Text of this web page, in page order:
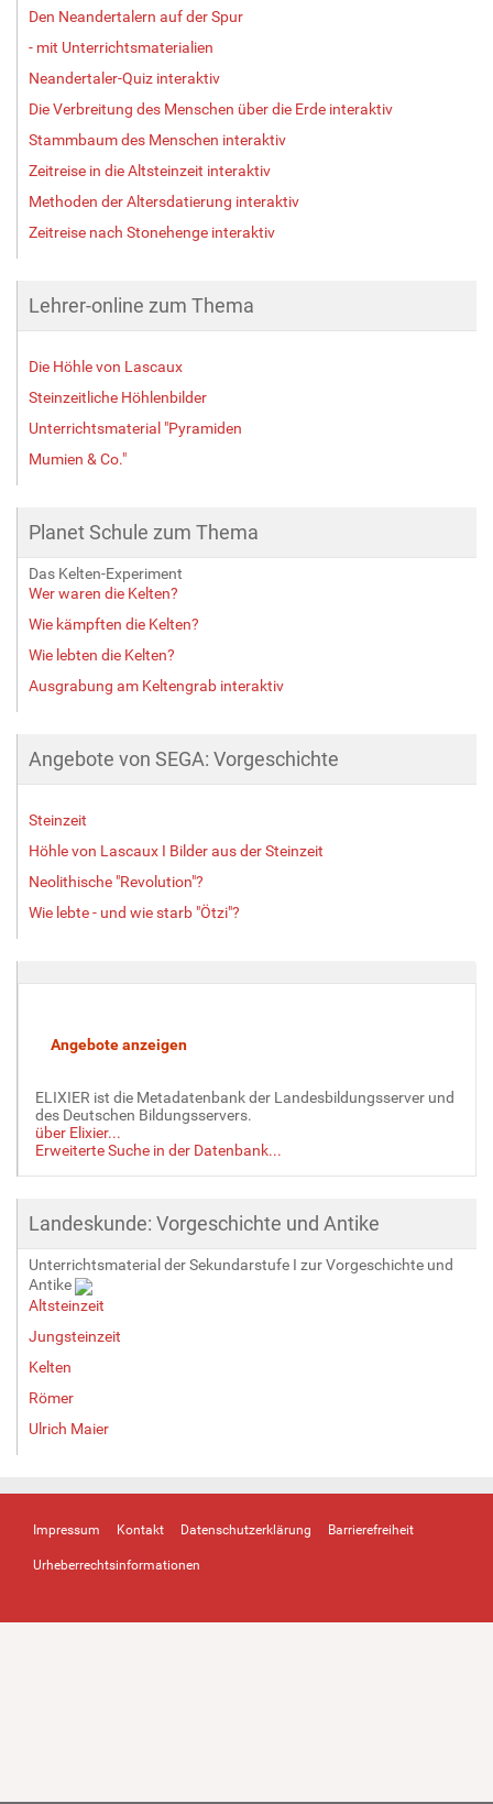
Den Neandertalern auf der Spur
- mit Unterrichtsmaterialien
Neandertaler-Quiz interaktiv
Die Verbreitung des Menschen über die Erde interaktiv
Stammbaum des Menschen interaktiv
Zeitreise in die Altsteinzeit interaktiv
Methoden der Altersdatierung interaktiv
Zeitreise nach Stonehenge interaktiv
Lehrer-online zum Thema
Die Höhle von Lascaux
Steinzeitliche Höhlenbilder
Unterrichtsmaterial "Pyramiden
Mumien & Co."
Planet Schule zum Thema
Das Kelten-Experiment
Wer waren die Kelten?
Wie kämpften die Kelten?
Wie lebten die Kelten?
Ausgrabung am Keltengrab interaktiv
Angebote von SEGA: Vorgeschichte
Steinzeit
Höhle von Lascaux I Bilder aus der Steinzeit
Neolithische "Revolution"?
Wie lebte - und wie starb "Ötzi"?
ELIXIER ist die Metadatenbank der Landesbildungsserver und
des Deutschen Bildungsservers.
über Elixier...
Erweiterte Suche in der Datenbank...
Landeskunde: Vorgeschichte und Antike
Unterrichtsmaterial der Sekundarstufe I zur Vorgeschichte und
Antike
Altsteinzeit
Jungsteinzeit
Kelten
Römer
Ulrich Maier
Impressum Kontakt Datenschutzerklärung Barrierefreiheit
Urheberrechtsinformationen